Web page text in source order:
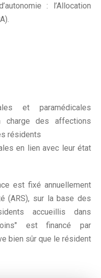
: l’Allocation
et paramédicales
des affections
résidents
en lien avec leur état
est fixé annuellement
(ARS), sur la base des
accueillis dans
est financé par
bien sûr que le résident